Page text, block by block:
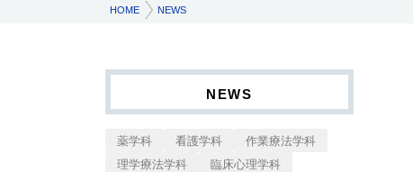
HOME NEWS
NEWS
薬学科 看護学科
作業療法学科
理学療法学科
臨床心理学科